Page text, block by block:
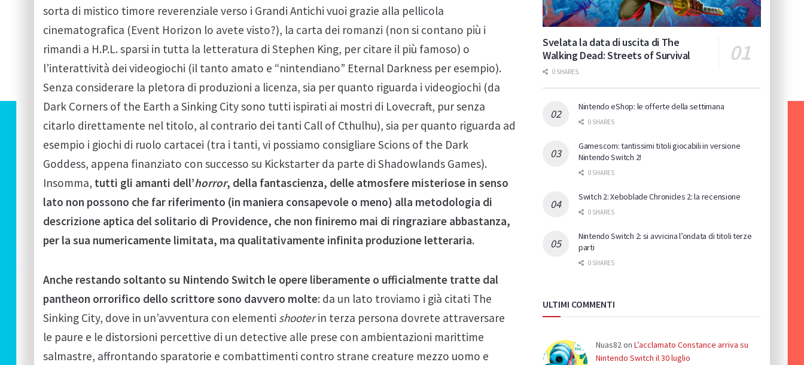
sorta di mistico timore reverenziale verso i Grandi Antichi vuoi grazie alla pellicola
cinematografica (Event Horizon lo avete visto?), la carta dei romanzi (non si contano più i
rimandi a H.P.L. sparsi in tutta la letteratura di Stephen King, per citare il più famoso) o
l’interattività dei videogiochi (il tanto amato e “nintendiano” Eternal Darkness per esempio).
Senza considerare la pletora di produzioni a licenza, sia per quanto riguarda i videogiochi (da
Dark Corners of the Earth a Sinking City sono tutti ispirati ai mostri di Lovecraft, pur senza
citarlo direttamente nel titolo, al contrario dei tanti Call of Cthulhu), sia per quanto riguarda ad
esempio i giochi di ruolo cartacei (tra i tanti, vi possiamo consigliare Scions of the Dark
Goddess, appena finanziato con successo su Kickstarter da parte di Shadowlands Games).
Insomma, tutti gli amanti dell’horror, della fantascienza, delle atmosfere misteriose in senso
lato non possono che far riferimento (in maniera consapevole o meno) alla metodologia di
descrizione aptica del solitario di Providence, che non finiremo mai di ringraziare abbastanza,
per la sua numericamente limitata, ma qualitativamente infinita produzione letteraria.
Anche restando soltanto su Nintendo Switch le opere liberamente o ufficialmente tratte dal
pantheon orrorifico dello scrittore sono davvero molte: da un lato troviamo i già citati The
Sinking City, dove in un’avventura con elementi shooterin terza persona dovrete attraversare
le paure e le distorsioni percettive di un detective alle prese con ambientazioni marittime
salmastre, affrontando sparatorie e combattimenti contro strane creature mezzo uomo e
Svelata la data di uscita di The
Walking Dead: Streets of Survival
0 SHARES
Nintendo eShop: le offerte della settimana
0 SHARES
Gamescom: tantissimi titoli giocabili in versione
Nintendo Switch 2!
0 SHARES
Switch 2: Xeboblade Chronicles 2: la recensione
0 SHARES
Nintendo Switch 2: si avvicina l’ondata di titoli terze
parti
0 SHARES
ULTIMI COMMENTI
Nuas82on L’acclamato Constance arriva su
Nintendo Switch il 30 luglio